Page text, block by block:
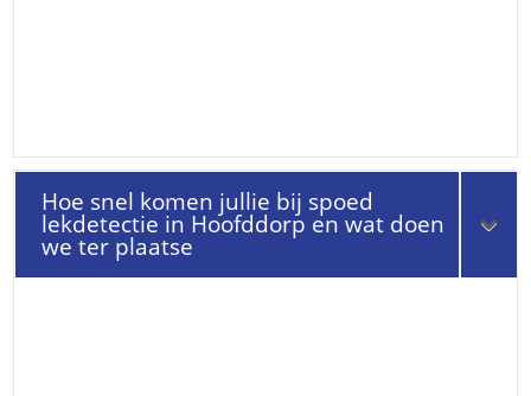
Hoe snel komen jullie bij spoed
lekdetectie in Hoofddorp en wat doen
we ter plaatse